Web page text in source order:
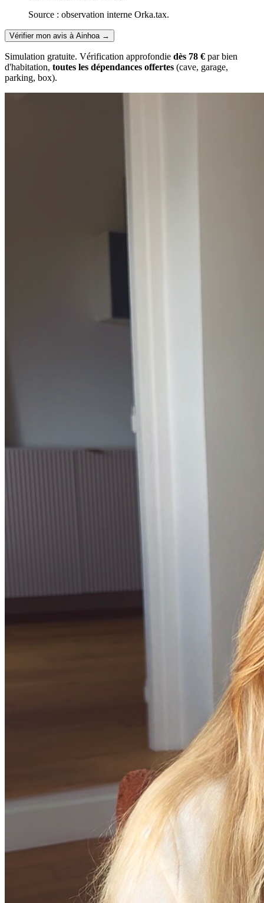
Source : observation interne Orka.tax.
Vérifier mon avis à Ainhoa →
Simulation gratuite. Vérification approfondie dès 78 € par bien
d'habitation, toutes les dépendances offertes (cave, garage,
parking, box).